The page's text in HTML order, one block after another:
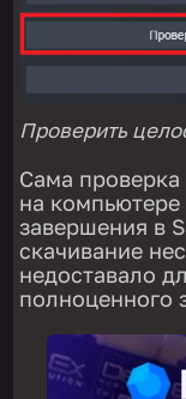
Проверить
Сама проверка
на
завершения в
скачивание
недоставало
полноценного